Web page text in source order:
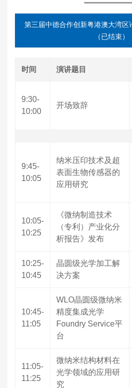
第三届中德合作创新粤港澳大湾
（已结束）
时间 演讲题目
9:30-
10:00
开场致辞
9:45-
10:05
纳米压印技术及超
表面生物传感器的
应用研究
10:05-
10:25
《微纳制造技术
（专利）产业化分
析报告》发布
10:25-
10:45
晶圆级光学加工解
决方案
10:45-
11:05
WLO晶圆级微纳米
精度集成光学
Foundry Service平
台
11:05-
11:25
微纳米结构材料在
光学领域的应用研
究